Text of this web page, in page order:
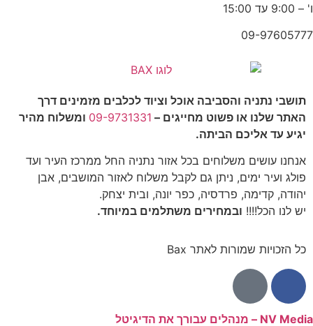
ו' – 9:00 עד 15:00
09-97605777
תושבי נתניה והסביבה אוכל וציוד לכלבים מזמינים דרך
האתר שלנו או פשוט מחייגים – 09-9731331 ומשלוח מהיר
יגיע עד אליכם הביתה.
אנחנו עושים משלוחים בכל אזור נתניה החל ממרכז העיר ועד
פולג ועיר ימים, ניתן גם לקבל משלוח לאזור המושבים, אבן
יהודה, קדימה, פרדסיה, כפר יונה, ובית יצחק.
יש לנו הכל!!!! ובמחירים משתלמים במיוחד.
כל הזכויות שמורות לאתר Bax
NV Media – מנהלים עבורך את הדיגיטל